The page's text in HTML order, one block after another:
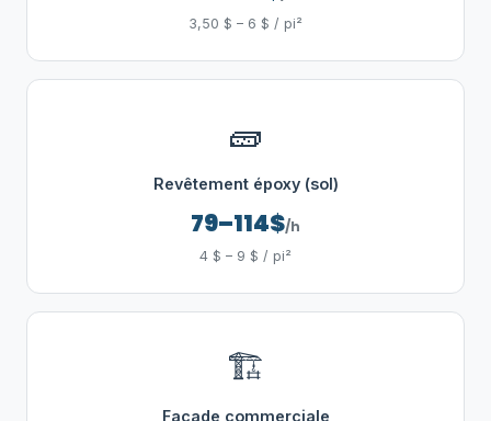
3,50 $ – 6 $ / pi²
🧱
Revêtement époxy (sol)
79–114$/h
4 $ – 9 $ / pi²
🏗️
Façade commerciale